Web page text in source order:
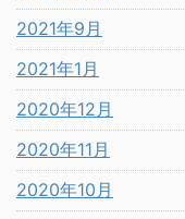
2021年9月
2021年1月
2020年12月
2020年11月
2020年10月